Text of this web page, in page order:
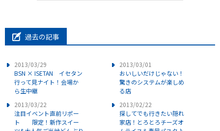
過去の記事
2013/03/29
BSN × ISETAN イセタン
行って見ナイト！会場か
ら生中継
2013/03/22
注目イベント直前リポー
ト 限定！新作スイー
2013/03/01
おいしいだけじゃない！
驚きのシステムが楽しめ
る店
2013/02/22
探してでも行きたい隠れ
家店！とろとろチーズオ